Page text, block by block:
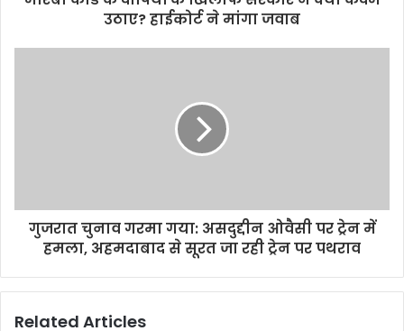
उठाए? हाईकोर्ट ने मांगा जवाब
गुजरात चुनाव गरमा गया: असदुद्दीन ओवैसी पर ट्रेन में
हमला, अहमदाबाद से सूरत जा रही ट्रेन पर पथराव
Related Articles